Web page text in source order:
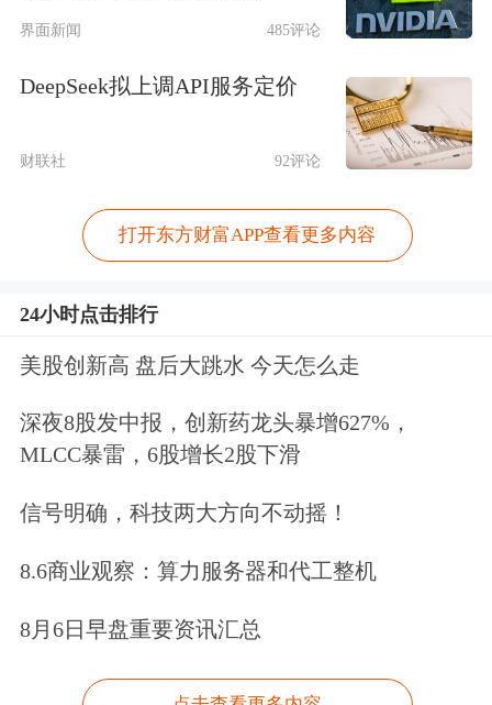
界面新闻 485评论
DeepSeek拟上调API服务定价
财联社 92评论
打开东方财富APP查看更多内容
24小时点击排行
美股创新高 盘后大跳水 今天怎么走
深夜8股发中报，创新药龙头暴增627%，
MLCC暴雷，6股增长2股下滑
信号明确，科技两大方向不动摇！
8.6商业观察：算力服务器和代工整机
8月6日早盘重要资讯汇总